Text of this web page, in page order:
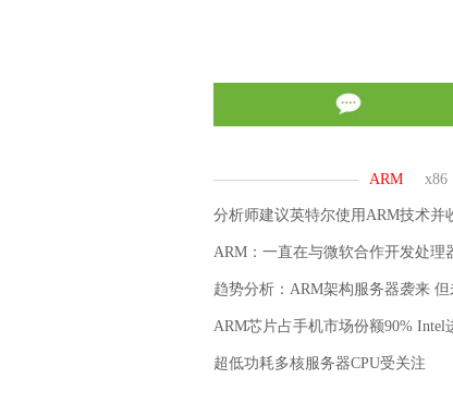
分析师建议英特尔使用ARM技术并
ARM：一直在与微软合作开发处理
趋势分析：ARM架构服务器袭来
ARM芯片占手机市场份额90% Intel
超低功耗多核服务器CPU受关注